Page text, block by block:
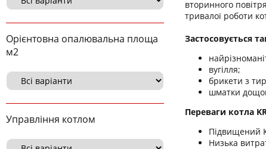
Орієнтовна опалювальна площа
м2
Управління котлом
вторинного
тривалої роботи
Застосовується
вугілля;
брикети з
шматки
Переваги котла
Підвищений
Низька